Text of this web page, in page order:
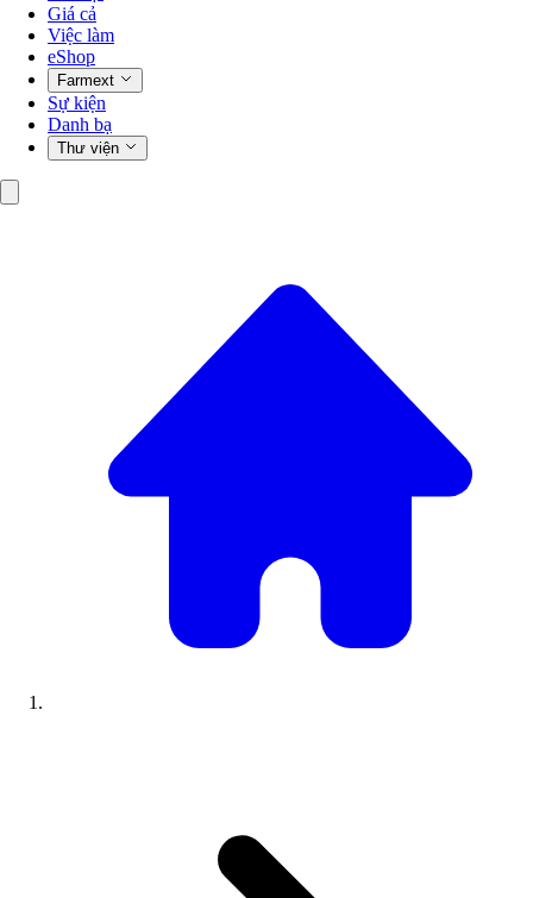
Giá cả
Việc làm
eShop
Farmext
Sự kiện
Danh bạ
Thư viện